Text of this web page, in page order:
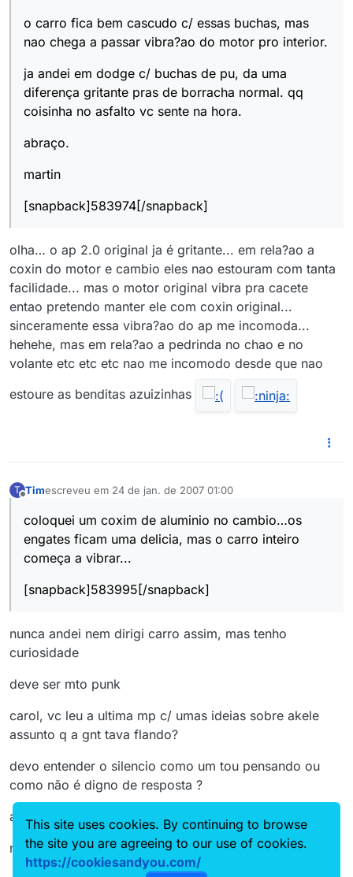
o carro fica bem cascudo c/ essas buchas, mas
nao chega a passar vibra?ao do motor pro interior.
ja andei em dodge c/ buchas de pu, da uma
diferença gritante pras de borracha normal. qq
coisinha no asfalto vc sente na hora.
abraço.
martin
[snapback]583974[/snapback]
olha… o ap 2.0 original ja é gritante... em rela?ao a
coxin do motor e cambio eles nao estouram com tanta
facilidade... mas o motor original vibra pra cacete
entao pretendo manter ele com coxin original...
sinceramente essa vibra?ao do ap me incomoda...
hehehe, mas em rela?ao a pedrinda no chao e no
volante etc etc etc nao me incomodo desde que nao
estoure as benditas azuizinhas
T Timescreveu em 24 de jan. de 2007 01:00
última edição por
coloquei um coxim de aluminio no cambio…os
engates ficam uma delicia, mas o carro inteiro
começa a vibrar...
[snapback]583995[/snapback]
nunca andei nem dirigi carro assim, mas tenho
curiosidade
deve ser mto punk
carol, vc leu a ultima mp c/ umas ideias sobre akele
assunto q a gnt tava flando?
devo entender o silencio como um tou pensando ou
como não é digno de resposta ?
abraço.
martin
This site uses cookies. By continuing to browse
the site you are agreeing to our use of cookies.
https://cookiesandyou.com/